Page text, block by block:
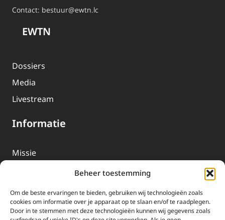
Beheer toestemming
Om de beste ervaringen te bieden, gebruiken wij technologieën zoals
cookies om informatie over je apparaat op te slaan en/of te raadplegen.
Door in te stemmen met deze technologieën kunnen wij gegevens zoals
Contact: bestuur@ewtn.lc
EWTN
Dossiers
Media
Livestream
Informatie
Missie
EWTN-Team